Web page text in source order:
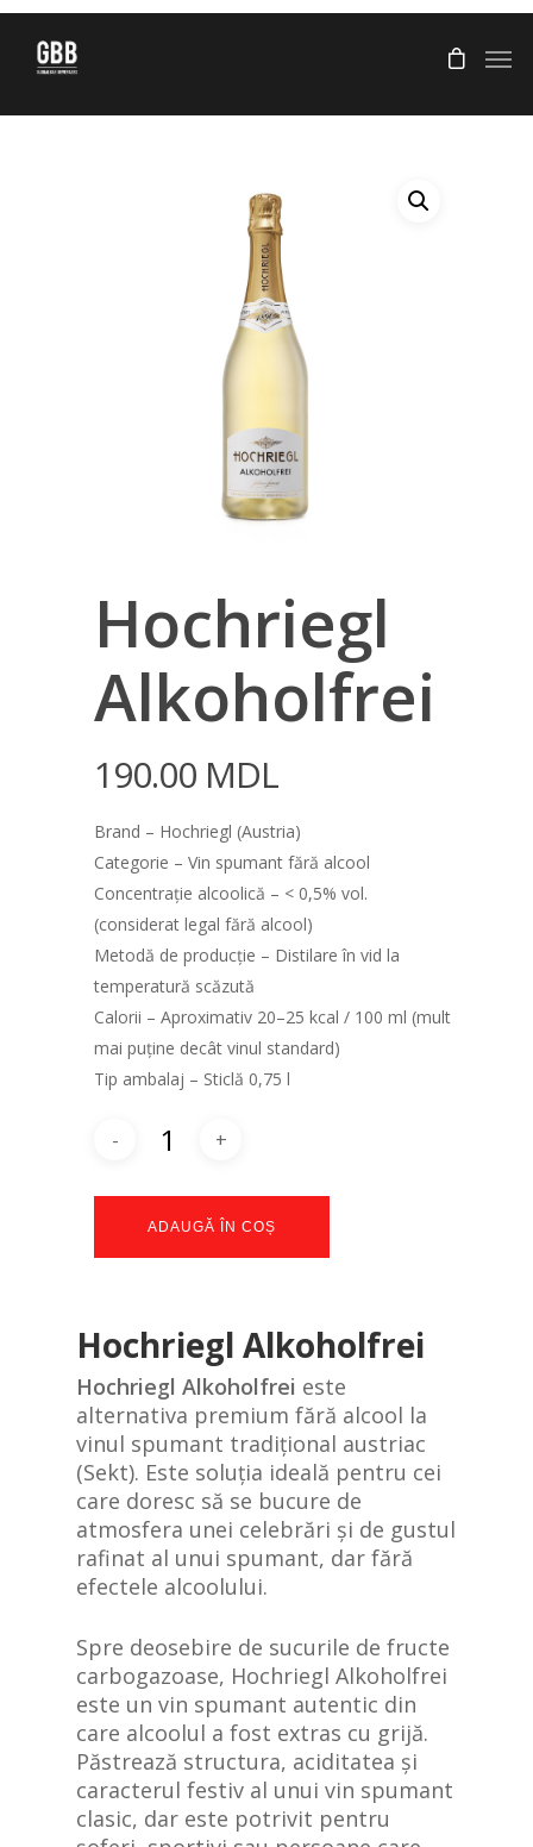
Hochriegl
Alkoholfrei
190.00 MDL
Brand – Hochriegl (Austria)
Categorie – Vin spumant fără alcool
Concentrație alcoolică – < 0,5% vol.
(considerat legal fără alcool)
Metodă de producție – Distilare în vid la
temperatură scăzută
Calorii – Aproximativ 20–25 kcal / 100 ml (mult
mai puține decât vinul standard)
Tip ambalaj – Sticlă 0,75 l
ADAUGĂ ÎN COȘ
Hochriegl Alkoholfrei
Hochriegl Alkoholfrei este
alternativa premium fără alcool la
vinul spumant tradițional austriac
(Sekt). Este soluția ideală pentru cei
care doresc să se bucure de
atmosfera unei celebrări și de gustul
rafinat al unui spumant, dar fără
efectele alcoolului.
Spre deosebire de sucurile de fructe
carbogazoase, Hochriegl Alkoholfrei
este un vin spumant autentic din
care alcoolul a fost extras cu grijă.
Păstrează structura, aciditatea și
caracterul festiv al unui vin spumant
clasic, dar este potrivit pentru